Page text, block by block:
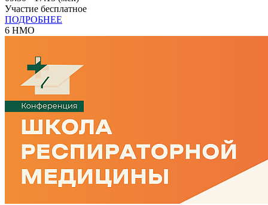
Участие бесплатное
ПОДРОБНЕЕ
6 НМО